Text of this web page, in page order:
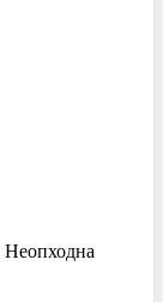
Неопходна